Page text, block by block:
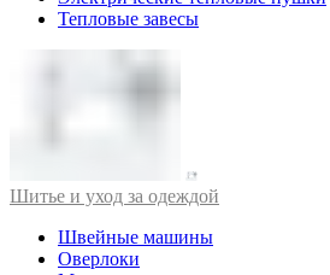
Тепловые завесы
Шитье и уход за одеждой
Швейные машины
Оверлоки